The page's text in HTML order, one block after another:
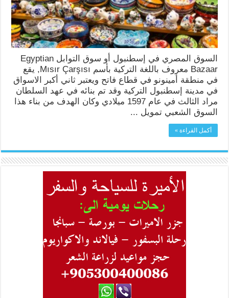
السوق المصري في إسطنبول أو سوق التوابل Egyptian
Bazaar معروف باللغة التركية بأسم Mısır Çarşısı, يقع
في منطقة أمينونو في قطاع فاتح ويعتبر ثاني أكبر الاسواق
في مدينة إسطنبول التركية وقد تم بنائه في عهد السلطان
مراد الثالث في عام 1597 ميلادي وكان الهدف من بناء هذا
السوق الشعبي تمويل ...
أكمل القراءة »